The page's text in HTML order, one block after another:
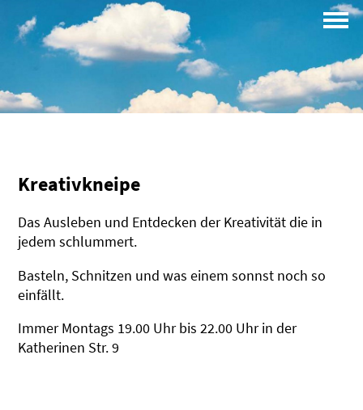
Campus
Profil
Kreativkneipe
Das Ausleben und Entdecken der Kreativität die in
jedem schlummert.
Basteln, Schnitzen und was einem sonnst noch so
einfällt.
Immer Montags 19.00 Uhr bis 22.00 Uhr in der
Katherinen Str. 9